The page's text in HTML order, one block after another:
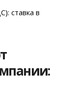
ставка в